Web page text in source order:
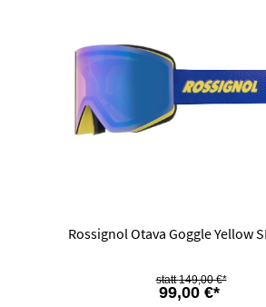
Rossignol Otava Goggle Yellow
99,00 €*
149,00 €*